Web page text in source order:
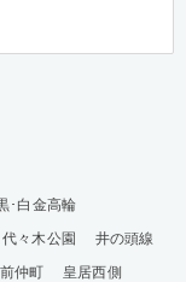
･白金高輪
代々木公園
井の頭線
仲町
皇居西側